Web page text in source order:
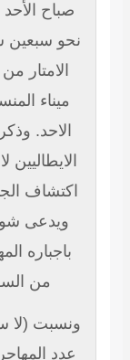
صباح
نحو سبعين
الامتار
ميناء
الاحد.
اكتشاف
باجباره
من
ونسبت (لا
عدد